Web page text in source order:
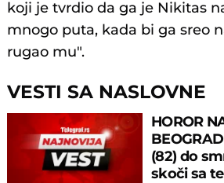
koji je tvrdio da ga je Nikitas
mnogo puta, kada bi ga sreo
rugao mu".
VESTI SA NASLOVNE
HOROR
(82) do
skoči sa